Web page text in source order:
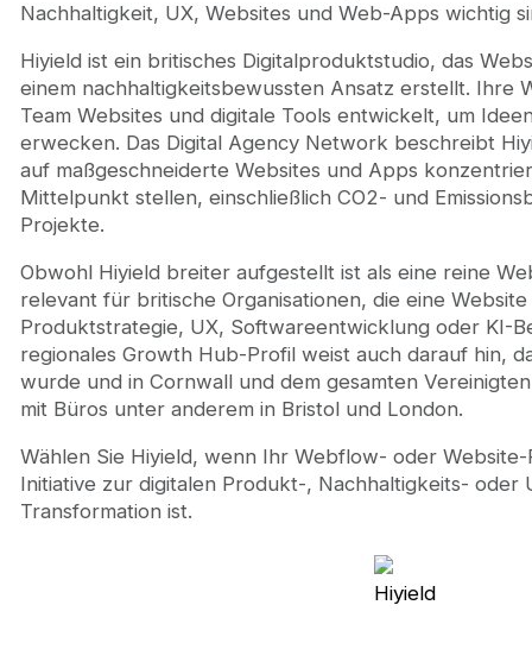
Nachhaltigkeit, UX, Websites und Web-Apps wichtig
Hiyield ist ein britisches Digitalproduktstudio, das
einem nachhaltigkeitsbewussten Ansatz erstellt. Ihre
Team Websites und digitale Tools entwickelt, um
erwecken. Das Digital Agency Network beschreibt
auf maßgeschneiderte Websites und Apps
Mittelpunkt stellen, einschließlich CO2- und
Projekte.
Obwohl Hiyield breiter aufgestellt ist als eine reine
relevant für britische Organisationen, die eine
Produktstrategie, UX, Softwareentwicklung oder KI-
regionales Growth Hub-Profil weist auch darauf hin,
wurde und in Cornwall und dem gesamten
mit Büros unter anderem in Bristol und London.
Wählen Sie Hiyield, wenn Ihr Webflow- oder
Initiative zur digitalen Produkt-, Nachhaltigkeits- oder
Transformation ist.
Hiyield